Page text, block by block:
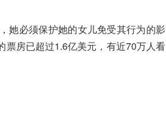
她必须保护她的女儿免受其行为的影
票房已超过1.6亿美元，有近70万人看